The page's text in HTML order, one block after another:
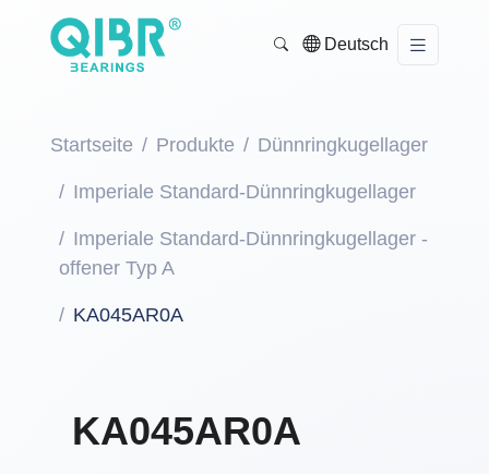
Deutsch
Startseite Produkte Dünnringkugellager
Imperiale Standard-Dünnringkugellager
Imperiale Standard-Dünnringkugellager -
offener Typ A
KA045AR0A
KA045AR0A